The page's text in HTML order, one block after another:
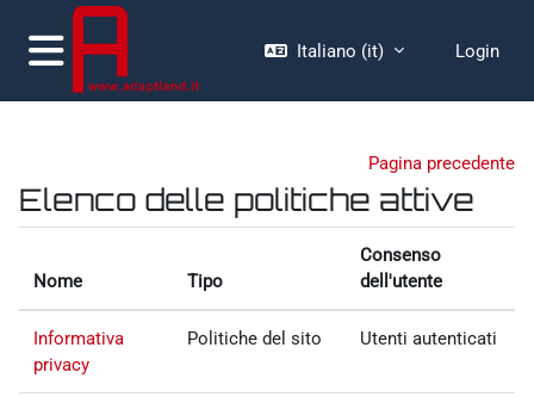
Vai al contenuto principale
Pannello laterale
Italiano ‎(it)‎ Login
Pagina precedente
Elenco delle politiche attive
Nome Tipo
Consenso
dell'utente
Informativa
privacy
Politiche del sito Utenti autenticati